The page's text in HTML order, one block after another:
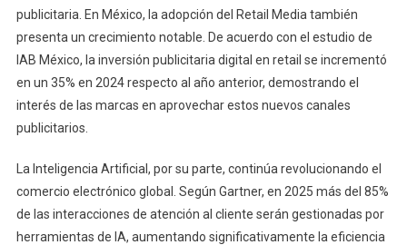
publicitaria. En México, la adopción del Retail Media también
presenta un crecimiento notable. De acuerdo con el estudio de
IAB México, la inversión publicitaria digital en retail se incrementó
en un 35% en 2024 respecto al año anterior, demostrando el
interés de las marcas en aprovechar estos nuevos canales
publicitarios.
La Inteligencia Artificial, por su parte, continúa revolucionando el
comercio electrónico global. Según Gartner, en 2025 más del 85%
de las interacciones de atención al cliente serán gestionadas por
herramientas de IA, aumentando significativamente la eficiencia